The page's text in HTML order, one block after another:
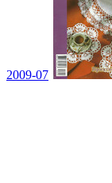
2009-07